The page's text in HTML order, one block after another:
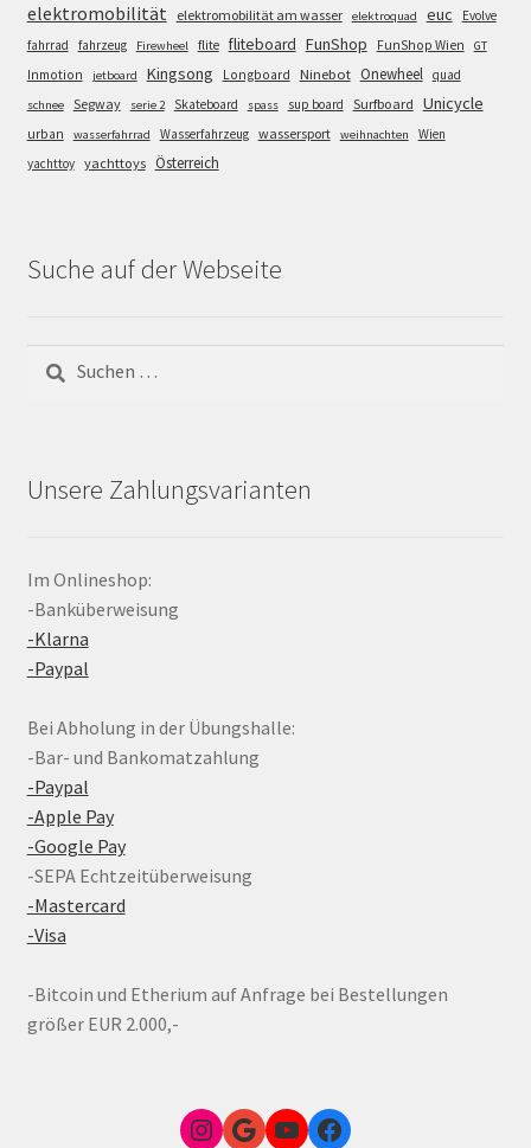
elektromobilität elektromobilität am wasser elektroquad euc
Evolve
fahrrad
fahrzeug Firewheel flite fliteboard FunShop FunShop Wien GT
Inmotion jetboard Kingsong Longboard Ninebot Onewheel quad
schnee Segway serie 2 Skateboard spass sup board Surfboard Unicycle
urban wasserfahrrad Wasserfahrzeug wassersport weihnachten
Wien
yachttoy yachttoys Österreich
Suche auf der Webseite
nach:
Unsere Zahlungsvarianten
Im Onlineshop:
-Banküberweisung
-Klarna
-Paypal
Bei Abholung in der Übungshalle:
-Bar- und Bankomatzahlung
-Paypal
-Apple Pay
-Google Pay
-SEPA Echtzeitüberweisung
-Mastercard
-Visa
-Bitcoin und Etherium auf Anfrage bei Bestellungen
größer EUR 2.000,-
Instagram
Google Link zum FunShop WienYouTubeFacebook